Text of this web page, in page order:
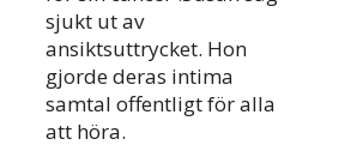
sjukt ut av
ansiktsuttrycket. Hon
gjorde deras intima
samtal offentligt för alla
att höra.